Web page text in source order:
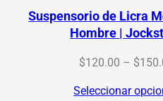
Suspensorio de Licra
Hombre |
$120.00 – $
Seleccionar